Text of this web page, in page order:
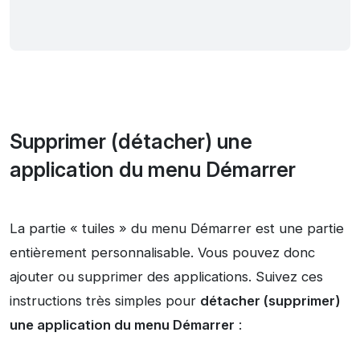
Supprimer (détacher) une
application du menu Démarrer
La partie « tuiles » du menu Démarrer est une partie
entièrement personnalisable. Vous pouvez donc
ajouter ou supprimer des applications. Suivez ces
instructions très simples pour détacher (supprimer)
une application du menu Démarrer :